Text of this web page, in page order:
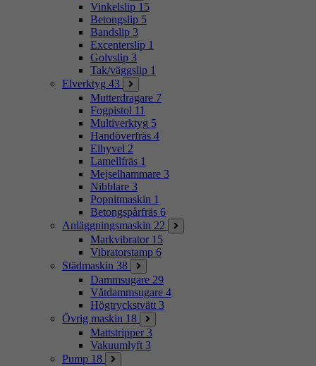
Vinkelslip 15
Betongslip 5
Bandslip 3
Excenterslip 1
Golvslip 3
Tak/väggslip 1
Elverktyg 43
Mutterdragare 7
Fogpistol 11
Multiverktyg 5
Handöverfräs 4
Elhyvel 2
Lamellfräs 1
Mejselhammare 3
Nibblare 3
Popnitmaskin 1
Betongspårfräs 6
Anläggningsmaskin 22
Markvibrator 15
Vibratorstamp 6
Städmaskin 38
Dammsugare 29
Våtdammsugare 4
Högtryckstvätt 3
Övrig maskin 18
Mattstripper 3
Vakuumlyft 3
Pump 18